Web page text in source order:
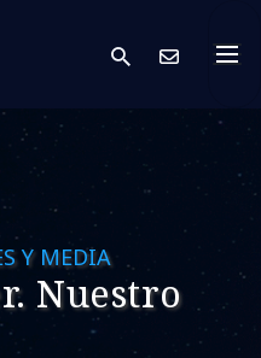
search
Y MEDIA
Nuestro